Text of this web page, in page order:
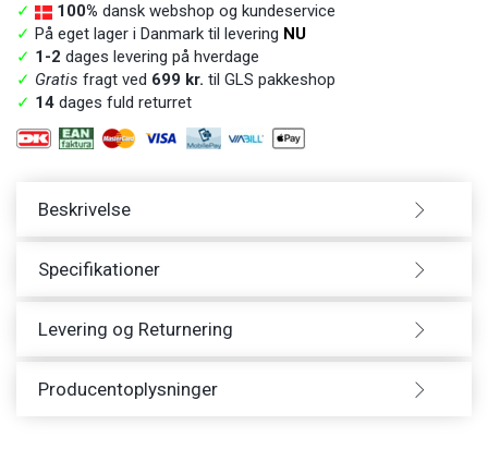
✓ 100% dansk webshop og kundeservice
✓ På eget lager i Danmark til levering NU
✓ 1-2 dages levering på hverdage
✓ Gratis fragt ved 699 kr. til GLS pakkeshop
✓ 14 dages fuld returret
Beskrivelse
Specifikationer
Levering og Returnering
Producentoplysninger